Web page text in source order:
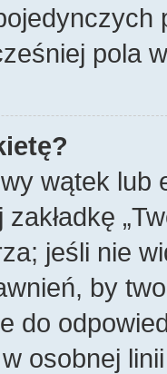
pola
wątek lub
jeśli nie
by
do
osobnej